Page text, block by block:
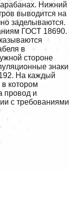
Нижний
выводится на
заделываются.
ГОСТ 18690.
в
стороне
знаки
На каждый
котором
провод и
с требованиями